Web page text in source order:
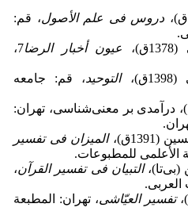
دروس فی علم الأصول، قم:
عیون أخبار الرضا
7،
التوحید، قم: جامعه
صفوی، کوروش (1379)، درآمدی بر معنی‌شناسی، تهران:
المیزان فی تفسیر
للمطبوعات.
التبیان فی تفسیر القرآن،
العربی.
تفسیر العیّاشی، تهران: المطبعة